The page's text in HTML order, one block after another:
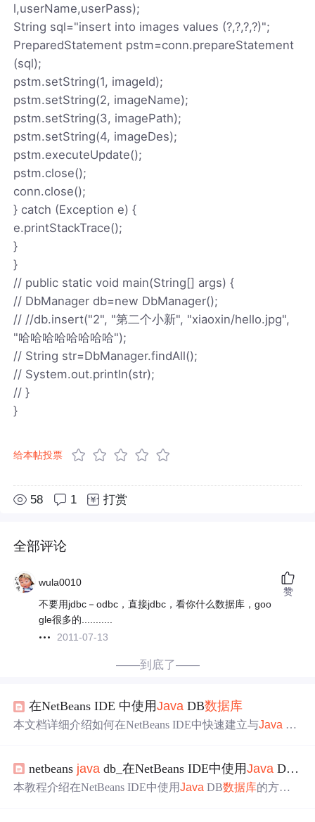
l,userName,userPass);
String sql="insert into images values (?,?,?,?)";
PreparedStatement pstm=conn.prepareStatement
(sql);
pstm.setString(1, imageId);
pstm.setString(2, imageName);
pstm.setString(3, imagePath);
pstm.setString(4, imageDes);
pstm.executeUpdate();
pstm.close();
conn.close();
} catch (Exception e) {
e.printStackTrace();
}
}
// public static void main(String[] args) {
// DbManager db=new DbManager();
// //db.insert("2", "第二个小新", "xiaoxin/hello.jpg",
"哈哈哈哈哈哈哈哈");
// String str=DbManager.findAll();
// System.out.println(str);
// }
}
给本帖投票
58 1 打赏
全部评论
wula0010
不要用jdbc－odbc，直接jdbc，看你什么数据库，goo
gle很多的...........
2011-07-13
赞
——到底了——
在NetBeans IDE 中使用Java DB数据库
本文档详细介绍如何在NetBeans IDE中快速建立与Java D
netbeans java db_在NetBeans IDE中使用Java DB 数
本教程介绍在NetBeans IDE中使用Java DB数据库的方